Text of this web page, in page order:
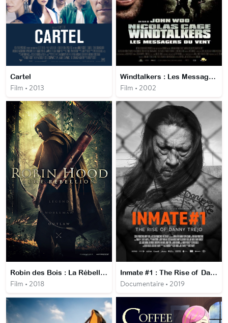
Cartel
Film • 2013
Windtalkers : Les Messagers du vent
Film • 2002
Robin des Bois : La Rébellion
Film • 2018
Inmate #1 : The Rise of Danny Trejo
Documentaire • 2019